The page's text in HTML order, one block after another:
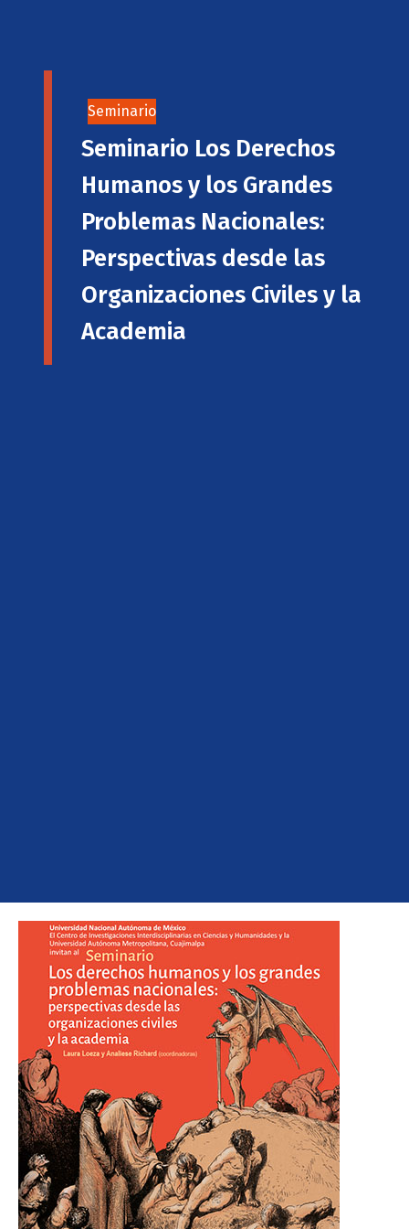
Seminario
Seminario Los Derechos
Humanos y los Grandes
Problemas Nacionales:
Perspectivas desde las
Organizaciones Civiles y la
Academia